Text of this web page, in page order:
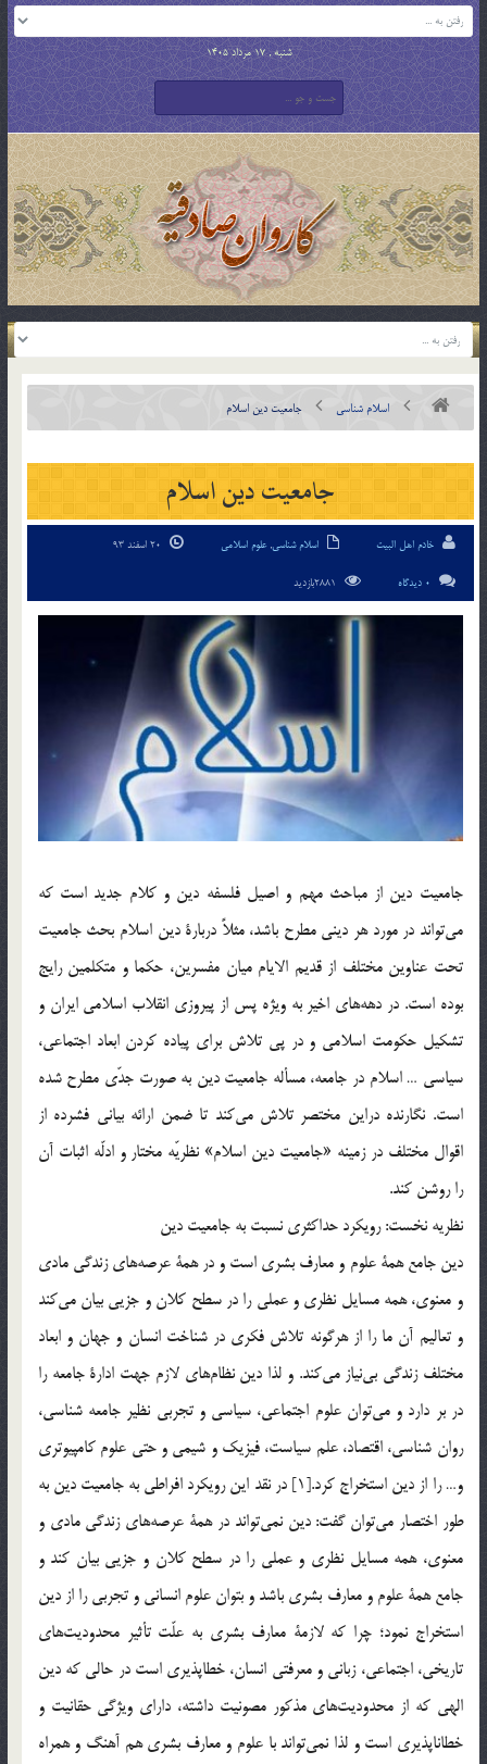
شنبه , 17 مرداد 1405
اسلام شناسی جامعیت دین اسلام
جامعیت دین اسلام
خادم اهل البیت اسلام شناسی,علوم اسلامی
0 دیدگاه
جامعيت دين از مباحث مهم و اصيل فلسفه دين و كلام جديد است كه
مي‌تواند در مورد هر ديني مطرح باشد، مثلاً دربارة دين اسلام بحث جامعيت
تحت عناوين مختلف از قديم الايام ميان مفسرين، حكما و متكلمين رايج
بوده است. در دهه‌هاي اخير به ويژه پس از پيروزي انقلاب اسلامي ايران و
تشكيل حكومت اسلامي و در پي تلاش براي پياده كردن ابعاد اجتماعي،
سياسي … اسلام در جامعه، مسأله جامعيت دين به صورت جدّي مطرح شده
است. نگارنده دراين مختصر تلاش مي‌كند تا ضمن ارائه بياني فشرده از
اقوال مختلف در زمينه «جامعيت دين اسلام» نظريّه مختار و ادلّه اثبات آن
را روشن كند.
نظريه نخست: رويكرد حداكثري نسبت به جامعيت دين
دين جامع همة علوم و معارف بشري است و در همة عرصه‌هاي زندگي مادي
و معنوي، همه مسايل نظري و عملي را در سطح كلان و جزيي بيان مي‌كند
و تعاليم آن ما را از هرگونه تلاش فكري در شناخت انسان و جهان و ابعاد
مختلف زندگي بي‌نياز مي‌كند. و لذا دين نظام‌هاي لازم جهت ادارة جامعه را
در بر دارد و مي‌توان علوم اجتماعي، سياسي و تجربي نظير جامعه شناسي،
روان شناسي، اقتصاد، علم سياست، فيزيك و شيمي و حتي علوم كامپيوتري
و… را از دين استخراج كرد.[1] در نقد اين رويكرد افراطي به جامعيت دين به
طور اختصار مي‌توان گفت: دين نمي‌تواند در همة عرصه‌هاي زندگي مادي و
معنوي، همه مسايل نظري و عملي را در سطح كلان و جزيي بيان كند و
جامع همة علوم و معارف بشري باشد و بتوان علوم انساني و تجربي را از دين
استخراج نمود؛ چرا كه لازمة معارف بشري به علّت تأثير محدوديت‌هاي
تاريخي، اجتماعي، زباني و معرفتي انسان، خطاپذيري است در حالي كه دين
الهي كه از محدوديت‌هاي مذكور مصونيت داشته، داراي ويژگي حقانيت و
خطاناپذيري است و لذا نمي‌تواند با علوم و معارف بشري هم آهنگ و همراه